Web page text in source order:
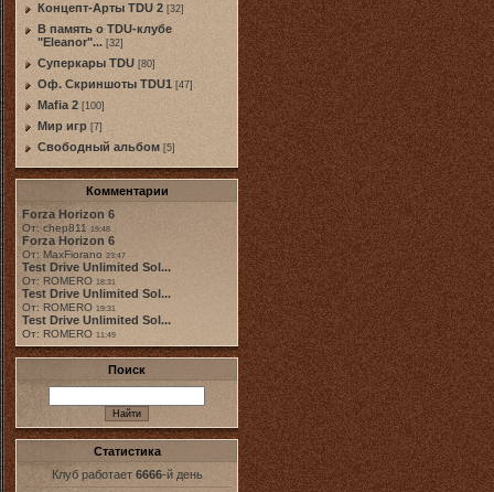
Концепт-Арты TDU 2 [32]
В память о TDU-клубе
"Eleanor"... [32]
Суперкары TDU [80]
Оф. Скриншоты TDU1 [47]
Mafia 2 [100]
Мир игр [7]
Свободный альбом [5]
Комментарии
Forza Horizon 6
От: chep811 19:48
Forza Horizon 6
От: MaxFiorano 23:47
Test Drive Unlimited Sol...
От: ROMERO 18:31
Test Drive Unlimited Sol...
От: ROMERO 19:31
Test Drive Unlimited Sol...
От: ROMERO 11:49
Поиск
Статистика
Клуб работает 6666-й день